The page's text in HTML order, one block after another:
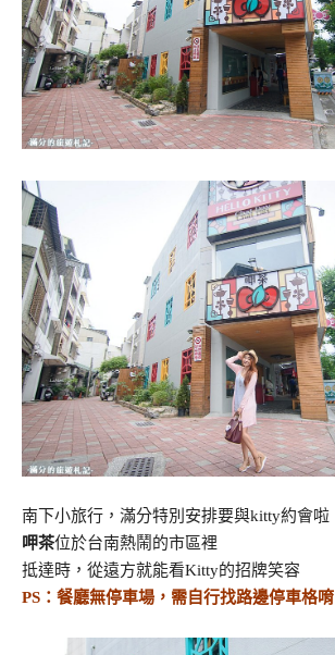
南下小旅行，滿分特別安排要與kitty約會啦
呷茶位於台南熱鬧的市區裡
抵達時，從遠方就能看Kitty的招牌笑容
PS：餐廳無停車場，需自行找路邊停車格唷